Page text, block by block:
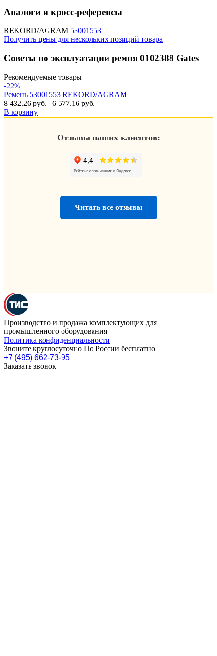
Аналоги и кросс-референсы
REKORD/AGRAM 53001553
Получить цены для нескольких позиций товара
Советы по эксплуатации ремня 0102388 Gates
Рекомендуемые товары
-22%
Ремень 53001553 REKORD/AGRAM
8 432.26 руб.
6 577.16 руб.
В корзину
Отзывы наших клиентов:
Читать все отзывы
Производство и продажа комплектующих для
промышленного оборудования
Политика конфиденциальности
Звоните круглосуточно По России бесплатно
+7 (495) 662-73-95
Заказать звонок